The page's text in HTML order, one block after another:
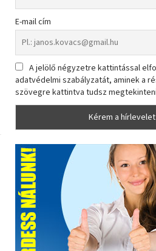
E-mail cím
A jelölő négyzetre kattintással
adatvédelmi szabályzatát, aminek a
szövegre kattintva tudsz